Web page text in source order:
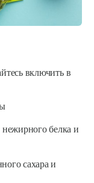
включить в
нежирного белка и
сахара и